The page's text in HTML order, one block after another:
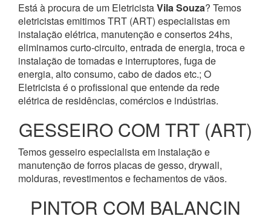
Está à procura de um EletricistaVila Souza? Temos
eletricistas emitimos TRT (ART) especialistas em
instalação elétrica, manutenção e consertos 24hs,
eliminamos curto-circuito, entrada de energia, troca e
instalação de tomadas e interruptores, fuga de
energia, alto consumo, cabo de dados etc.; O
Eletricista é o profissional que entende da rede
elétrica de residências, comércios e indústrias.
GESSEIRO COM TRT (ART)
Temos gesseiro especialista em instalação e
manutenção de forros placas de gesso, drywall,
molduras, revestimentos e fechamentos de vãos.
PINTOR COM BALANCIN